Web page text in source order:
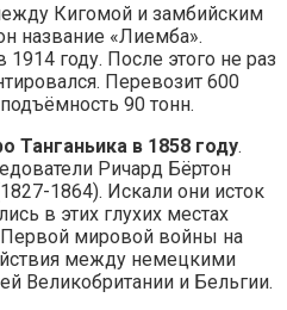
Кигомой и замбийским
название «Лиемба».
году. После этого не раз
Перевозит 600
90 тонн.
Танганьика в 1858 году.
Ричард Бёртон
1864). Искали они исток
в этих глухих местах
мировой войны на
между немецкими
Великобритании и Бельгии.